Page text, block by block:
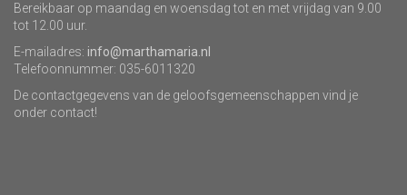
Bereikbaar op maandag en woensdag tot en met vrijdag van 9.00
tot 12.00 uur.
E-mailadres: info@marthamaria.nl
Telefoonnummer: 035-6011320
De contactgegevens van de geloofsgemeenschappen vind je
onder contact!